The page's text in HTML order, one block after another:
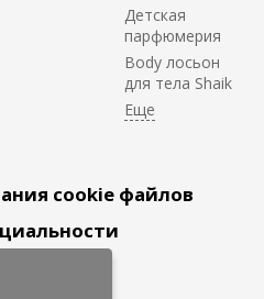
Детская
парфюмерия
Body лосьон
для тела Shaik
cookie файлов